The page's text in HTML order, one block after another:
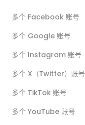
多个 Facebook 账号
多个 Google 账号
多个 Instagram 账号
多个 X（Twitter）账号
多个 TikTok 账号
多个 YouTube 账号